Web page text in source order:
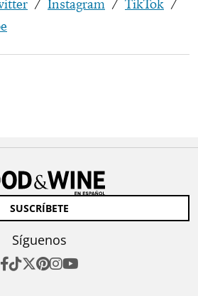
/ Instagram / TikTok /
SUSCRÍBETE
Síguenos